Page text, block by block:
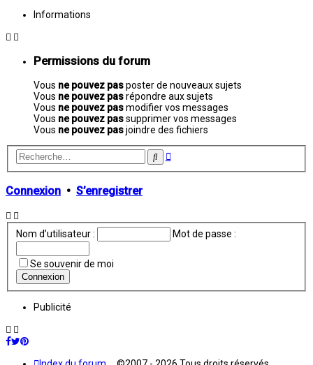
Informations
Permissions du forum
Vous ne pouvez pasposter de nouveaux sujets
Vous ne pouvez pasrépondre aux sujets
Vous ne pouvez pasmodifier vos messages
Vous ne pouvez passupprimer vos messages
Vous ne pouvez pasjoindre des fichiers
Rechercher
Recherche
Connexion • S’enregistrer
Nom d’utilisateur : Mot de passe :
Se souvenir de moi
Publicité